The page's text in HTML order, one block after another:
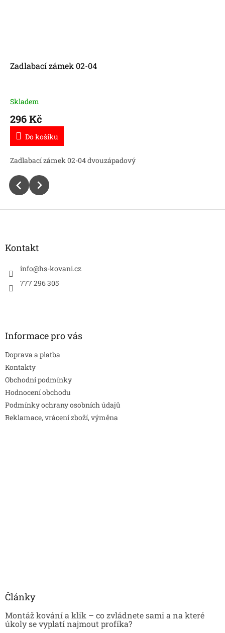
Zadlabací zámek 02-04
Skladem
296 Kč
Do košíku
Zadlabací zámek 02-04 dvouzápadový
Z
Kontakt
info@hs-kovani.cz
777 296 305
Informace pro vás
Doprava a platba
Kontakty
Obchodní podmínky
Hodnocení obchodu
Podmínky ochrany osobních údajů
Reklamace, vrácení zboží, výměna
Články
Montáž kování a klik – co zvládnete sami a na které
úkoly se vyplatí najmout profíka?